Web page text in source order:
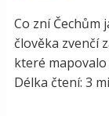
Co zní Čechům
člověka zvenčí
které mapovalo
Délka čtení: 3